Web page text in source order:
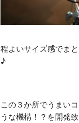
程よいサイズ感でま
♪
この３か所でうまい
うな機構！？を開発